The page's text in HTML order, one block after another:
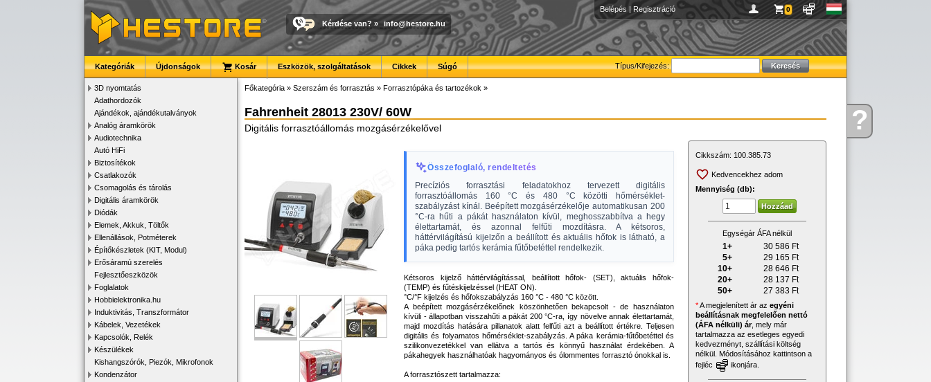
Kérdése?
Belépés | Regisztráció 0
Kérdése van? » info@hestore.hu
Típus/Kifejezés:
Kategóriák Újdonságok Kosár Eszközök, szolgáltatások Cikkek Súgó
3D nyomtatás
Adathordozók
Ajándékok, ajándékutalványok
Analóg áramkörök
Audiotechnika
Autó HiFi
Biztosítékok
Csatlakozók
Csomagolás és tárolás
Digitális áramkörök
Diódák
Elemek, Akkuk, Töltők
Ellenállások, Potméterek
Építőkészletek (KIT, Modul)
Erősáramú szerelés
Fejlesztőeszközök
Foglalatok
Hobbielektronika.hu
Induktivitás, Transzformátor
Kábelek, Vezetékek
Kapcsolók, Relék
Készülékek
Kishangszórók, Piezók, Mikrofonok
Kondenzátor
Főkategória » Szerszám és forrasztás » Forrasztópáka és tartozékok »
Fahrenheit 28013 230V/ 60W
Digitális forrasztóállomás mozgásérzékelővel
Összefoglaló, rendeltetés
Precíziós forrasztási feladatokhoz tervezett digitális
forrasztóállomás 160 °C és 480 °C közötti hőmérséklet-
szabályzást kínál. Beépített mozgásérzékelője automatikusan 200
°C-ra hűti a pákát használaton kívül, meghosszabbítva a hegy
élettartamát, és azonnal felfűti mozdításra. A kétsoros,
háttérvilágítású kijelzőn a beállított és aktuális hőfok is látható, a
páka pedig tartós kerámia fűtőbetéttel rendelkezik.
Kétsoros kijelző háttérvilágítással, beállított hőfok- (SET), aktuális hőfok-
(TEMP) és fűtéskijelzéssel (HEAT ON).
°C/°F kijelzés és hőfokszabályzás 160 °C - 480 °C között.
A beépített mozgásérzékelőnek köszönhetően bekapcsolt - de használaton
kívüli - állapotban visszahűti a pákát 200 °C-ra, így növelve annak élettartamát,
majd mozdítás hatására pillanatok alatt felfűti azt a beállított értékre. Teljesen
digitális és folyamatos hőmérséklet-szabályzás. A páka kerámia-fűtőbetéttel és
szilikonvezetékkel van ellátva a tartós és könnyű használat érdekében. A
pákahegyek használhatóak hagyományos és ólommentes forrasztó ónokkal is.
A forrasztószett tartalmazza:
Cikkszám: 100.385.73
Kedvencekhez adom
Mennyiség (db):
Egységár ÁFA nélkül
1+ 30 586 Ft
5+
29 165 Ft
10+
28 646 Ft
20+
28 137 Ft
50+
27 383 Ft
*A megjelenített ár az egyéni
beállításnak megfelelően nettó
(ÁFA nélküli) ár, mely már
tartalmazza az esetleges egyedi
kedvezményt, szállítási költség
nélkül. Módosításához kattintson a
fejléc
ikonjára.